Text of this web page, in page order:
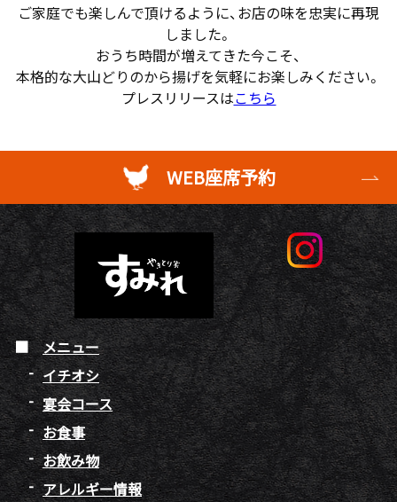
ご家庭でも楽しんで頂けるように、お店の味を忠実に再現
しました。
おうち時間が増えてきた今こそ、
本格的な大山どりのから揚げを気軽にお楽しみください。
プレスリリースはこちら
WEB座席予約
メニュー
イチオシ
宴会コース
お食事
お飲み物
アレルギー情報